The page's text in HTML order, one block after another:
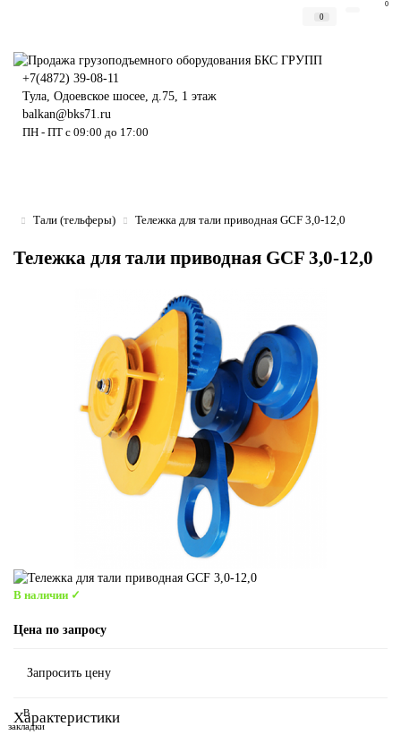
0
0
+7(4872) 39-08-11
Тула, Одоевское шосее, д.75, 1 этаж
balkan@bks71.ru
ПН - ПТ с 09:00 до 17:00
Тали (тельферы) Тележка для тали приводная GCF 3,0-12,0
Тележка для тали приводная GCF 3,0-12,0
В наличии ✓
Цена по запросу
Запросить цену
В
закладки
Характеристики